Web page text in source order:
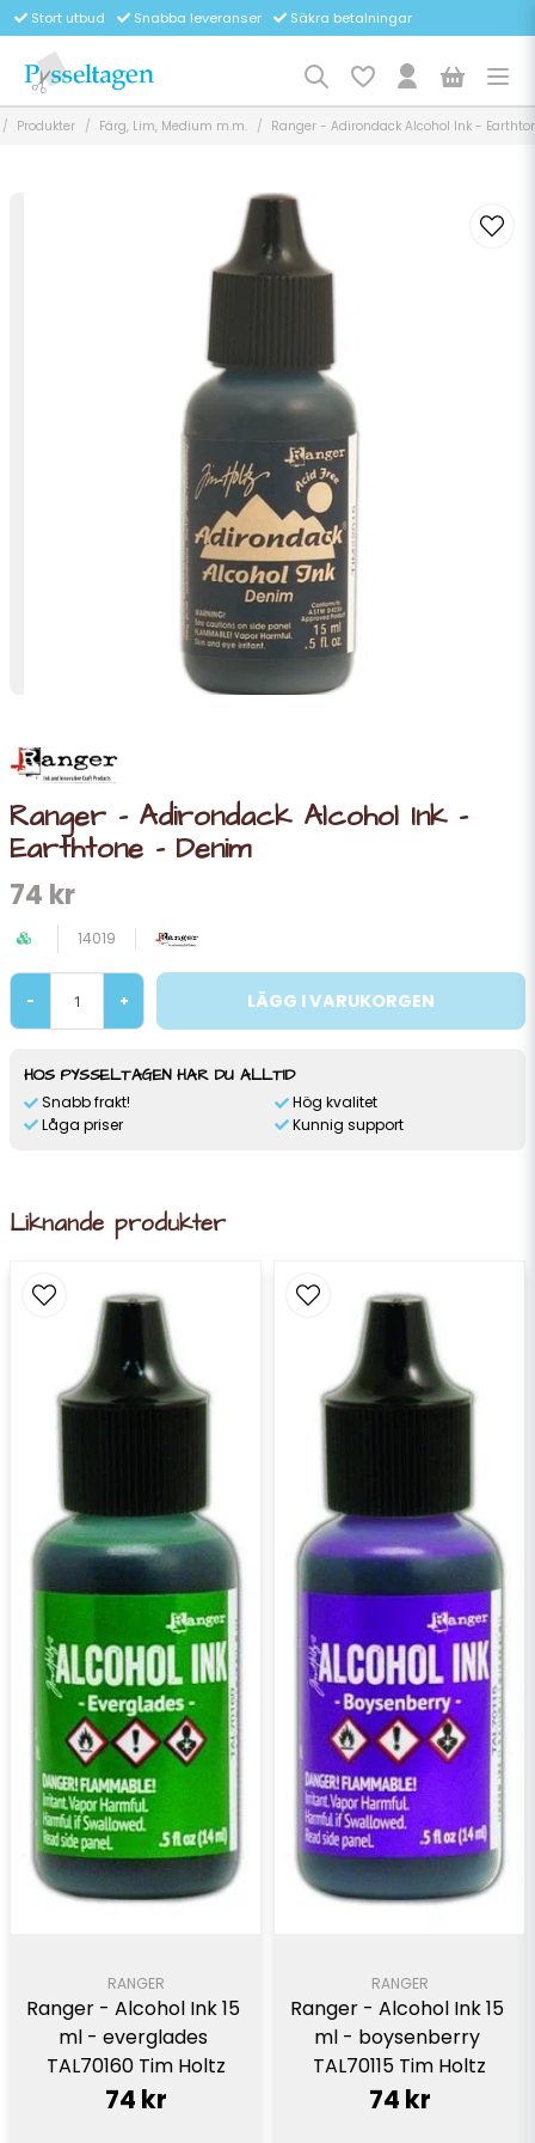
Stort utbud Snabba leveranser Säkra betalningar
Produkter Färg, Lim, Medium m.m. Ranger - Adirondack Alcohol Ink -
Ranger - Adirondack Alcohol Ink -
Earthtone - Denim
74 kr
14019
- + LÄGG I VARUKORGEN
HOS PYSSELTAGEN HAR DU ALLTID
Snabb frakt!
Låga priser
Hög kvalitet
Kunnig support
Liknande produkter
RANGER
Ranger - Alcohol Ink 15
ml - everglades
TAL70160 Tim Holtz
74 kr
RANGER
Ranger - Alcohol Ink 15
ml - boysenberry
TAL70115 Tim Holtz
74 kr